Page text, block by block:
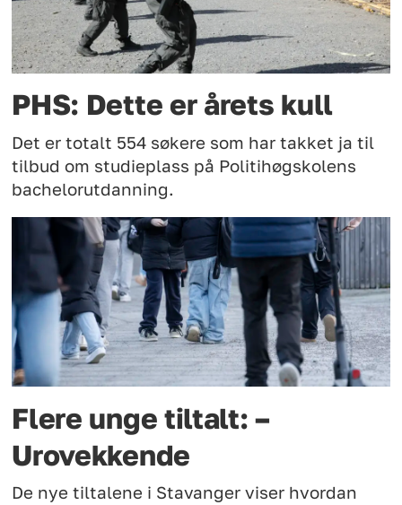
PHS: Dette er årets kull
Det er totalt 554 søkere som har takket ja til
tilbud om studieplass på Politihøgskolens
bachelorutdanning.
Flere unge tiltalt: –
Urovekkende
De nye tiltalene i Stavanger viser hvordan